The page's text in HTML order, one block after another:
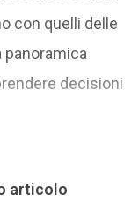
con quelli delle
decisioni
articolo